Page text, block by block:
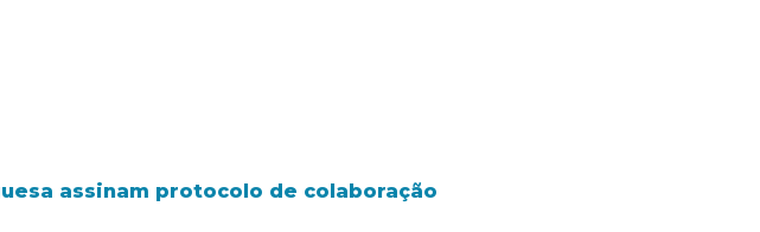
assinam protocolo de colaboração